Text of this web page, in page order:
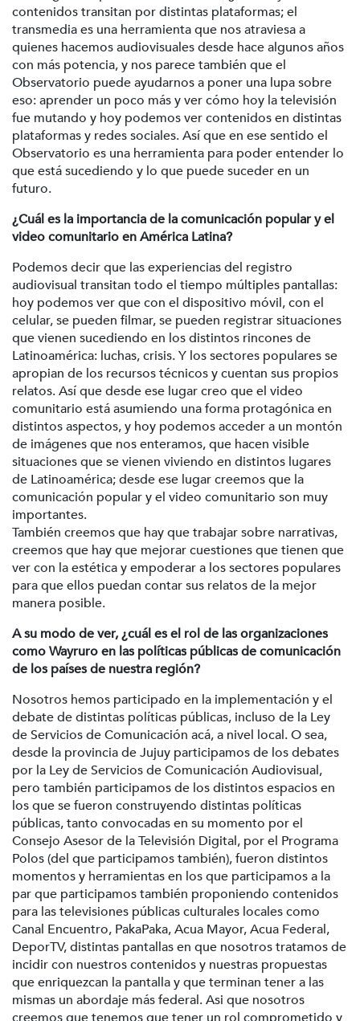
contenidos transitan por distintas plataformas; el
transmedia es una herramienta que nos atraviesa a
quienes hacemos audiovisuales desde hace algunos años
con más potencia, y nos parece también que el
Observatorio puede ayudarnos a poner una lupa sobre
eso: aprender un poco más y ver cómo hoy la televisión
fue mutando y hoy podemos ver contenidos en distintas
plataformas y redes sociales. Así que en ese sentido el
Observatorio es una herramienta para poder entender lo
que está sucediendo y lo que puede suceder en un
futuro.
¿Cuál es la importancia de la comunicación popular y el
video comunitario en América Latina?
Podemos decir que las experiencias del registro
audiovisual transitan todo el tiempo múltiples pantallas:
hoy podemos ver que con el dispositivo móvil, con el
celular, se pueden filmar, se pueden registrar situaciones
que vienen sucediendo en los distintos rincones de
Latinoamérica: luchas, crisis. Y los sectores populares se
apropian de los recursos técnicos y cuentan sus propios
relatos. Así que desde ese lugar creo que el video
comunitario está asumiendo una forma protagónica en
distintos aspectos, y hoy podemos acceder a un montón
de imágenes que nos enteramos, que hacen visible
situaciones que se vienen viviendo en distintos lugares
de Latinoamérica; desde ese lugar creemos que la
comunicación popular y el video comunitario son muy
importantes.
También creemos que hay que trabajar sobre narrativas,
creemos que hay que mejorar cuestiones que tienen que
ver con la estética y empoderar a los sectores populares
para que ellos puedan contar sus relatos de la mejor
manera posible.
A su modo de ver, ¿cuál es el rol de las organizaciones
como Wayruro en las políticas públicas de comunicación
de los países de nuestra región?
Nosotros hemos participado en la implementación y el
debate de distintas políticas públicas, incluso de la Ley
de Servicios de Comunicación acá, a nivel local. O sea,
desde la provincia de Jujuy participamos de los debates
por la Ley de Servicios de Comunicación Audiovisual,
pero también participamos de los distintos espacios en
los que se fueron construyendo distintas políticas
públicas, tanto convocadas en su momento por el
Consejo Asesor de la Televisión Digital, por el Programa
Polos (del que participamos también), fueron distintos
momentos y herramientas en los que participamos a la
par que participamos también proponiendo contenidos
para las televisiones públicas culturales locales como
Canal Encuentro, PakaPaka, Acua Mayor, Acua Federal,
DeporTV, distintas pantallas en que nosotros tratamos de
incidir con nuestros contenidos y nuestras propuestas
que enriquezcan la pantalla y que terminan tener a las
mismas un abordaje más federal. Asi que nosotros